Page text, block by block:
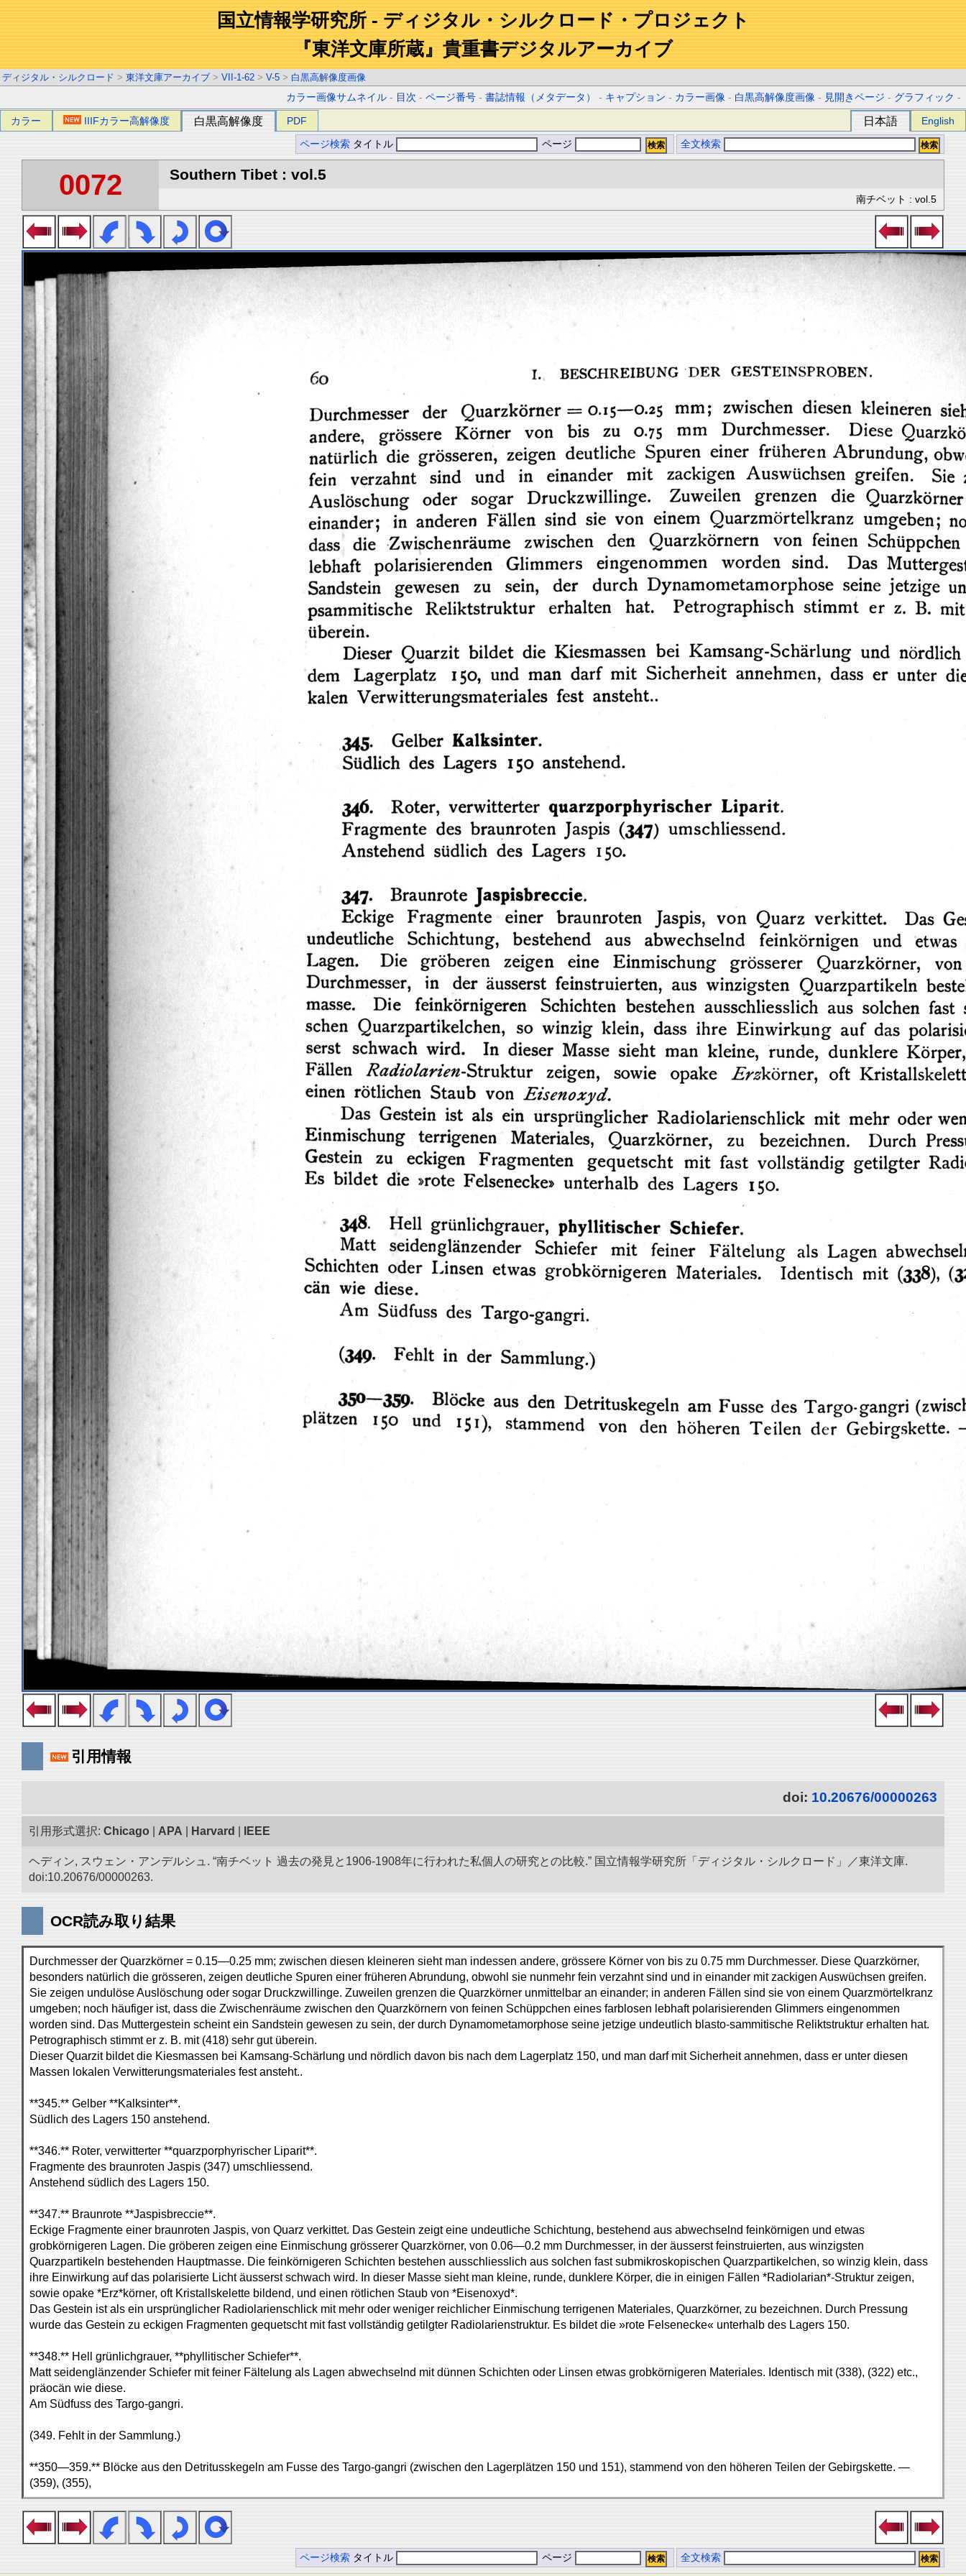
国立情報学研究所 - ディジタル・シルクロード・プロジェクト
『東洋文庫所蔵』貴重書デジタルアーカイブ
ディジタル・シルクロード > 東洋文庫アーカイブ > VII-1-62 > V-5 > 白黒高解像度画像
カラー画像サムネイル - 目次 -ページ番号 -書誌情報（メタデータ） - キャプション - カラー画像 - 白黒高解像度画像 - 見開きページ - グラフィック -
カラー IIIFカラー高解像度 白黒高解像度 PDF 日本語 English
ページ検索 タイトル ページ 全文検索
0072 Southern Tibet : vol.5
南チベット : vol.5
引用情報
doi: 10.20676/00000263
引用形式選択: Chicago APA Harvard IEEE
ヘディン, スウェン・アンデルシュ. “南チベット 過去の発見と1906-1908年に行われた私個人の研究との比較.” 国立情報学研究所「ディジタル・シルクロード」／東洋文庫.
doi:10.20676/00000263.
OCR読み取り結果
Durchmesser der Quarzkörner = 0.15—0.25 mm; zwischen diesen kleineren sieht man indessen andere, grössere Körner von bis zu 0.75 mm Durchmesser. Diese Quarzkörner,
besonders natürlich die grösseren, zeigen deutliche Spuren einer früheren Abrundung, obwohl sie nunmehr fein verzahnt sind und in einander mit zackigen Auswüchsen greifen.
Sie zeigen undulöse Auslöschung oder sogar Druckzwillinge. Zuweilen grenzen die Quarzkörner unmittelbar an einander; in anderen Fällen sind sie von einem Quarzmörtelkranz
umgeben; noch häufiger ist, dass die Zwischenräume zwischen den Quarzkörnern von feinen Schüppchen eines farblosen lebhaft polarisierenden Glimmers eingenommen
worden sind. Das Muttergestein scheint ein Sandstein gewesen zu sein, der durch Dynamometamorphose seine jetzige undeutlich blasto-sammitische Reliktstruktur erhalten hat.
Petrographisch stimmt er z. B. mit (418) sehr gut überein.
Dieser Quarzit bildet die Kiesmassen bei Kamsang-Schärlung und nördlich davon bis nach dem Lagerplatz 150, und man darf mit Sicherheit annehmen, dass er unter diesen
Massen lokalen Verwitterungsmateriales fest ansteht..
**345.** Gelber **Kalksinter**.
Südlich des Lagers 150 anstehend.
**346.** Roter, verwitterter **quarzporphyrischer Liparit**.
Fragmente des braunroten Jaspis (347) umschliessend.
Anstehend südlich des Lagers 150.
**347.** Braunrote **Jaspisbreccie**.
Eckige Fragmente einer braunroten Jaspis, von Quarz verkittet. Das Gestein zeigt eine undeutliche Schichtung, bestehend aus abwechselnd feinkörnigen und etwas
grobkörnigeren Lagen. Die gröberen zeigen eine Einmischung grösserer Quarzkörner, von 0.06—0.2 mm Durchmesser, in der äusserst feinstruierten, aus winzigsten
Quarzpartikeln bestehenden Hauptmasse. Die feinkörnigeren Schichten bestehen ausschliesslich aus solchen fast submikroskopischen Quarzpartikelchen, so winzig klein, dass
ihre Einwirkung auf das polarisierte Licht äusserst schwach wird. In dieser Masse sieht man kleine, runde, dunklere Körper, die in einigen Fällen *Radiolarian*-Struktur zeigen,
sowie opake *Erz*körner, oft Kristallskelette bildend, und einen rötlichen Staub von *Eisenoxyd*.
Das Gestein ist als ein ursprünglicher Radiolarienschlick mit mehr oder weniger reichlicher Einmischung terrigenen Materiales, Quarzkörner, zu bezeichnen. Durch Pressung
wurde das Gestein zu eckigen Fragmenten gequetscht mit fast vollständig getilgter Radiolarienstruktur. Es bildet die »rote Felsenecke« unterhalb des Lagers 150.
**348.** Hell grünlichgrauer, **phyllitischer Schiefer**.
Matt seidenglänzender Schiefer mit feiner Fältelung als Lagen abwechselnd mit dünnen Schichten oder Linsen etwas grobkörnigeren Materiales. Identisch mit (338), (322) etc.,
präocän wie diese.
Am Südfuss des Targo-gangri.
(349. Fehlt in der Sammlung.)
**350—359.** Blöcke aus den Detritusskegeln am Fusse des Targo-gangri (zwischen den Lagerplätzen 150 und 151), stammend von den höheren Teilen der Gebirgskette. —
(359), (355),
ページ検索 タイトル ページ 全文検索